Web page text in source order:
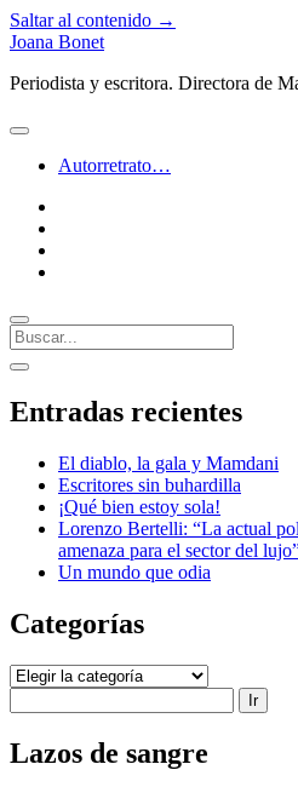
Saltar al contenido →
Joana Bonet
Periodista y escritora. Directora de
abrir
Autorretrato…
Buscar
Barra
lateral
abrir
lateral
Entradas recientes
El diablo, la gala y Mamdani
Escritores sin buhardilla
¡Qué bien estoy sola!
Lorenzo Bertelli: “La actual
amenaza para el sector del
Un mundo que odia
Categorías
Categorías
Lazos de sangre